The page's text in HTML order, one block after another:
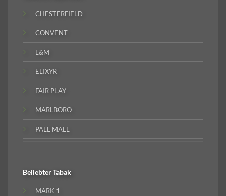
CHESTERFIELD
CONVENT
L&M
ELIXYR
FAIR PLAY
MARLBORO
PALL MALL
BeliebterTabak
MARK 1